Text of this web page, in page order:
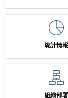
統計情報
組織部署